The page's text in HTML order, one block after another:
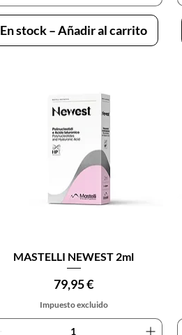
En stock – Añadir al carrito
Vista rápida
MASTELLI NEWEST 2ml
Precio
79,95 €
Impuesto excluido